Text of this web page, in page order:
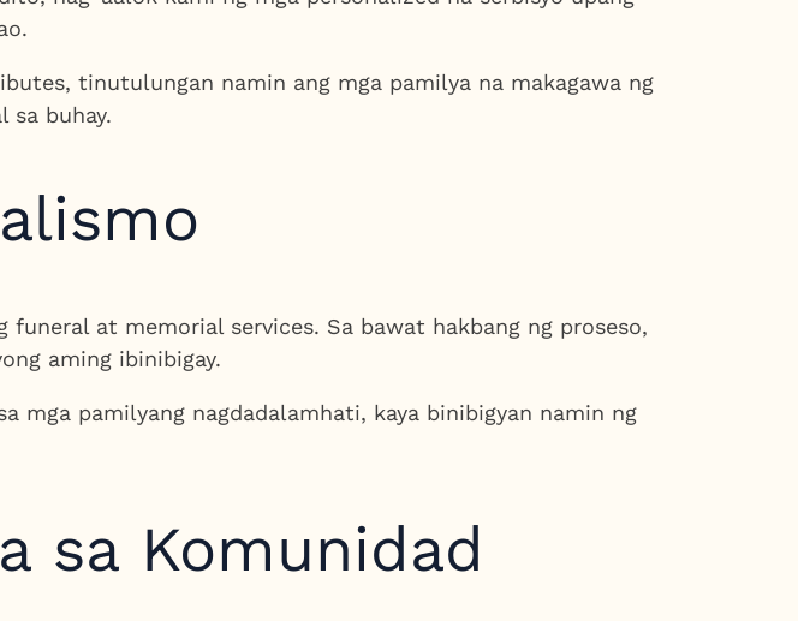
tinutulungan namin ang mga pamilya na makagawa ng
sa buhay.
funeral at memorial services. Sa bawat hakbang ng proseso,
aming ibinibigay.
mga pamilyang nagdadalamhati, kaya binibigyan namin ng
sa Komunidad